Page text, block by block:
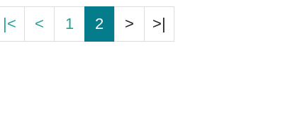
|< < 1 2 > >|